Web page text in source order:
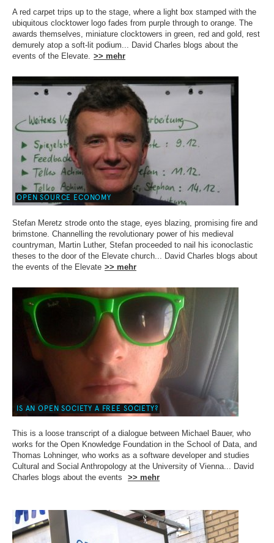
A red carpet trips up to the stage, where a light box stamped with the
ubiquitous clocktower logo fades from purple through to orange. The
awards themselves, miniature clocktowers in green, red and gold, rest
demurely atop a soft-lit podium... David Charles blogs about the
events of the Elevate. >> mehr
OPEN SOURCE ECONOMY
Stefan Meretz strode onto the stage, eyes blazing, promising fire and
brimstone. Channelling the revolutionary power of his medieval
countryman, Martin Luther, Stefan proceeded to nail his iconoclastic
theses to the door of the Elevate church... David Charles blogs about
the events of the Elevate >> mehr
IS AN OPEN SOCIETY A FREE SOCIETY?
This is a loose transcript of a dialogue between Michael Bauer, who
works for the Open Knowledge Foundation in the School of Data, and
Thomas Lohninger, who works as a software developer and studies
Cultural and Social Anthropology at the University of Vienna... David
Charles blogs about the events
>> mehr